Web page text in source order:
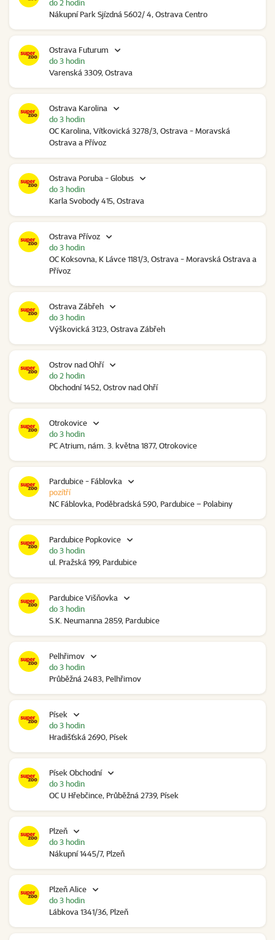
Nákupní Park Sjízdná 5602/ 4, Ostrava Centro
do 2 hodin
Ostrava Futurum
Varenská 3309, Ostrava
do 3 hodin
Ostrava Karolina
OC Karolina, Vítkovická 3278/3, Ostrava - Moravská
Ostrava a Přívoz
do 3 hodin
Ostrava Poruba - Globus
Karla Svobody 415, Ostrava
do 3 hodin
Ostrava Přívoz
OC Koksovna, K Lávce 1181/3, Ostrava - Moravská Ostrava a
Přívoz
do 3 hodin
Ostrava Zábřeh
Výškovická 3123, Ostrava Zábřeh
do 3 hodin
Ostrov nad Ohří
Obchodní 1452, Ostrov nad Ohří
do 2 hodin
Otrokovice
PC Atrium, nám. 3. května 1877, Otrokovice
do 3 hodin
Pardubice - Fáblovka
NC Fáblovka, Poděbradská 590, Pardubice – Polabiny
pozítří
Pardubice Popkovice
ul. Pražská 199, Pardubice
do 3 hodin
Pardubice Višňovka
S.K. Neumanna 2859, Pardubice
do 3 hodin
Pelhřimov
Průběžná 2483, Pelhřimov
do 3 hodin
Písek
Hradišťská 2690, Písek
do 3 hodin
Písek Obchodní
OC U Hřebčince, Průběžná 2739, Písek
do 3 hodin
Plzeň
Nákupní 1445/7, Plzeň
do 3 hodin
Plzeň Alice
Lábkova 1341/36, Plzeň
do 3 hodin